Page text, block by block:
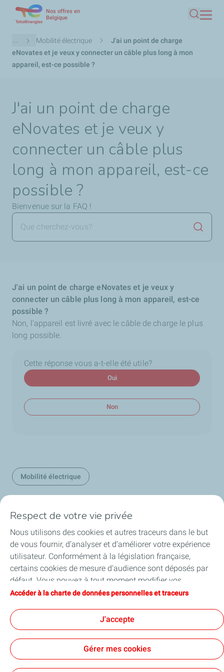
contenu
principal
Nos offres en
Belgique
Fil
d'Ariane
... Mobilité électrique
J'ai un point de charge
eNovates et je veux y connecter un câble plus long à mon
appareil, est-ce possible ?
J'ai un point de charge
eNovates et je veux y
connecter un câble plus
long à mon appareil, est-ce
possible ?
Bienvenue sur la FAQ !
J'ai un point de charge eNovates et je veux y
connecter un câble plus long à mon appareil, est-ce
possible ?
Non, l'appareil est livré avec le câble de charge le plus
long possible.
Cette réponse vous a-t-elle été utile?
Oui
Non
Mobilité électrique
Nos secteurs en Belgique
Nos produits en Belgique
Liens utiles
Nos sites en Belgique
Conditions Générales d'Achats
Respect de votre vie privée
Nous utilisons des cookies et autres traceurs dans le but
de vous fournir, d’analyser et d’améliorer votre expérience
utilisateur. Conformément à la législation française,
certains cookies de mesure d'audience sont déposés par
défaut. Vous pouvez à tout moment modifier vos
paramètres de cookies en cliquant sur le bouton « Gérer
vous acceptez le dépôt de l’ensemble des cookies. Dans le
cas où vous cliquez sur « Je refuse », seuls les cookies
techniques nécessaires au bon fonctionnement du site
seront utilisés. Pour plus d’informations, vous pouvez
Accéder à la charte de données personnelles et traceurs
J'accepte
Gérer mes cookies